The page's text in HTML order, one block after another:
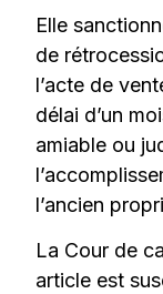
Elle
de
l’acte de
délai d’un
amiable ou
l’ancien
La Cour de
article est